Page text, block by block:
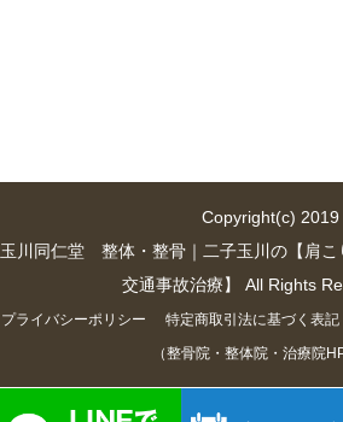
Copyright(c) 2019
玉川同仁堂 整体・整骨｜二子玉川の【肩こ
交通事故治療】 All Rights
プライバシーポリシー 特定商取引法に基づく表記
（整骨院・整体院・治療院